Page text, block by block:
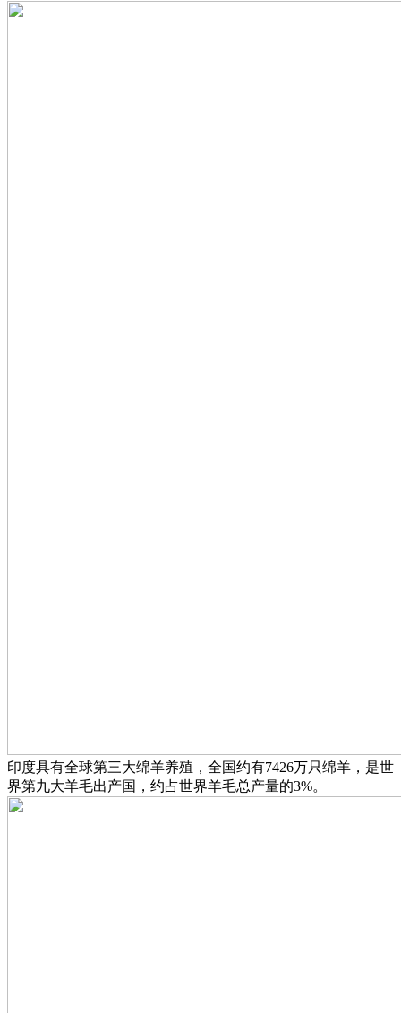
印度具有全球第三大绵羊养殖，全国约有7426万只绵羊，是世
界第九大羊毛出产国，约占世界羊毛总产量的3%。